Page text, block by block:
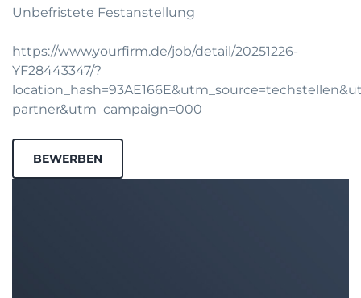
Unbefristete Festanstellung
https://www.yourfirm.de/job/detail/20251226-
YF28443347/?
partner&utm_campaign=000
BEWERBEN